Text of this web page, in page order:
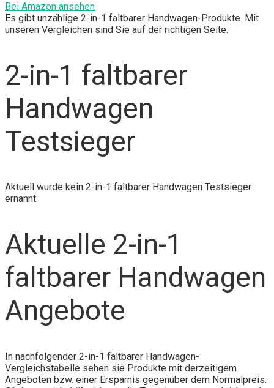
Bei Amazon ansehen
Es gibt unzählige 2-in-1 faltbarer Handwagen-Produkte. Mit
unseren Vergleichen sind Sie auf der richtigen Seite.
2-in-1 faltbarer
Handwagen
Testsieger
Aktuell wurde kein 2-in-1 faltbarer Handwagen Testsieger
ernannt.
Aktuelle 2-in-1
faltbarer Handwagen
Angebote
In nachfolgender 2-in-1 faltbarer Handwagen-
Vergleichstabelle sehen sie Produkte mit derzeitigem
Angeboten bzw. einer Ersparnis gegenüber dem Normalpreis.